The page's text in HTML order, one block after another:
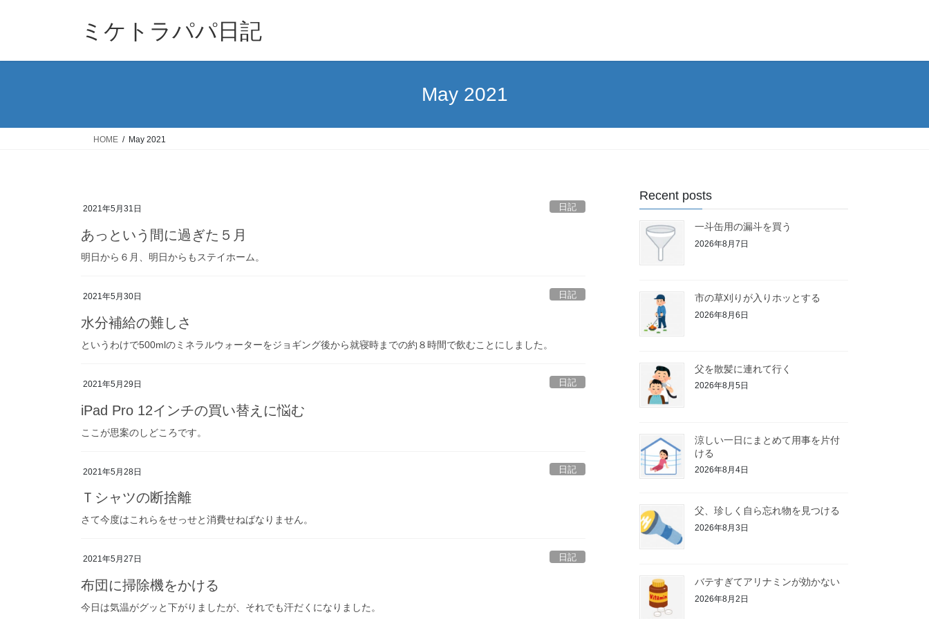
ミケトラパパ日記
May 2021
HOME May 2021
2021年5月31日 日記
あっという間に過ぎた５月
明日から６月、明日からもステイホーム。
2021年5月30日 日記
水分補給の難しさ
というわけで500mlのミネラルウォーターをジョギング後から就寝時までの約８時間で飲むことにしました。
2021年5月29日 日記
iPad Pro 12インチの買い替えに悩む
ここが思案のしどころです。
2021年5月28日 日記
Ｔシャツの断捨離
さて今度はこれらをせっせと消費せねばなりません。
2021年5月27日 日記
布団に掃除機をかける
今日は気温がグッと下がりましたが、それでも汗だくになりました。
Recent posts
一斗缶用の漏斗を買う
2026年8月7日
市の草刈りが入りホッとする
2026年8月6日
父を散髪に連れて行く
2026年8月5日
涼しい一日にまとめて用事を片付
ける
2026年8月4日
父、珍しく自ら忘れ物を見つける
2026年8月3日
バテすぎてアリナミンが効かない
2026年8月2日